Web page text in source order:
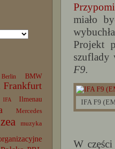
Berlin BMW
Frankfurt
IFA
Ilmenau
Mercedes
muzyka
miało
Projekt
szuflady
F9.
IFA F9
W